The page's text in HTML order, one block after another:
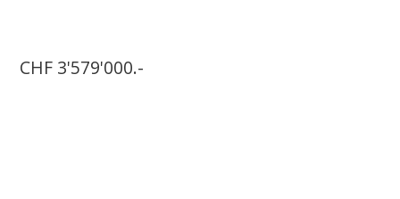
CHF 3'579'000.-